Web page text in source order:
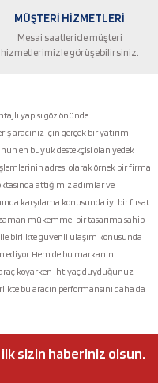
MÜŞTERİ HİZMETLERİ
Mesai saatleride müşteri
hizmetlerimizle görüşebilirsiniz.
yapısı göz önünde
aracınız için gerçek bir yatırım
en büyük destekçisi olan yedek
adresi olarak örnek bir firma
attığımız adımlar ve
karşılama konusunda iyi bir fırsat
zaman mükemmel bir tasarıma sahip
birlikte güvenli ulaşım konusunda
Hem de bu markanın
koyarken ihtiyaç duyduğunuz
bu aracın performansını daha da
ilk sizin haberiniz olsun.